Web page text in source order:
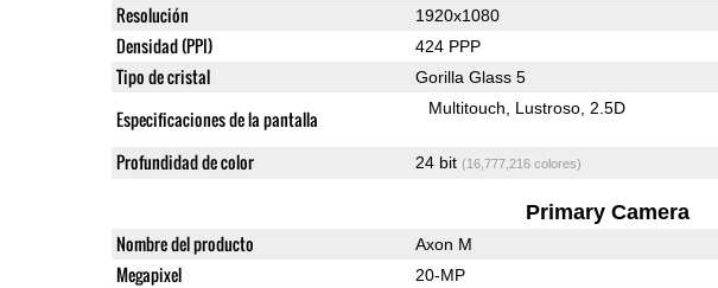
Resolución 1920x1080
Densidad (PPI) 424 PPP
Tipo de cristal Gorilla Glass 5
Especificaciones de la pantalla Multitouch Lustroso 2.5D
Profundidad de color 24 bit (16,777,216 colores)
Primary Camera
Nombre del producto Axon M
Megapixel 20-MP